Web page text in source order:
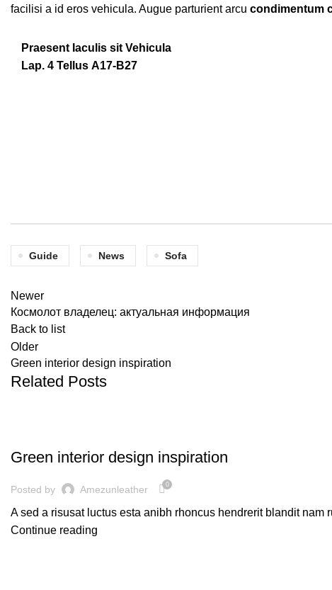
facilisi a id eros vehicula. Augue parturient arcu condimentum
Praesent Iaculis sit Vehicula
Lap. 4 Tellus A17-B27
Guide News Sofa
Newer
Космолот владелец: актуальная информация
Back to list
Older
Green interior design inspiration
Related Posts
Green interior design inspiration
Posted by Amezunleather 0
A sed a risusat luctus esta anibh rhoncus hendrerit blandit
Continue reading